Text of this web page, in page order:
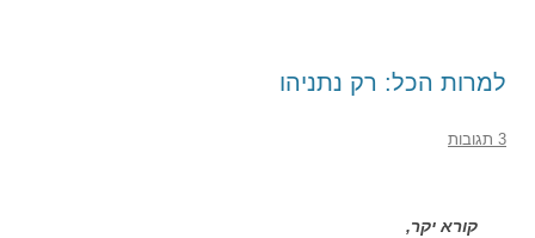
למרות הכל: רק נתניהו
3 תגובות
קורא יקר,